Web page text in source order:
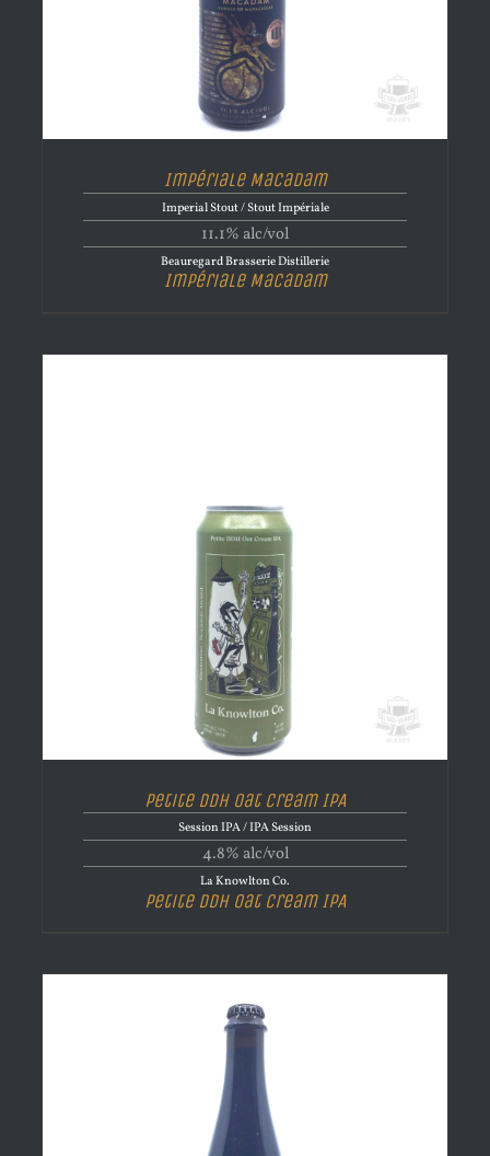
Impériale Macadam
Imperial Stout / Stout Impériale
11.1% alc/vol
Beauregard Brasserie Distillerie
Impériale Macadam
Petite DDH Oat Cream IPA
Session IPA / IPA Session
4.8% alc/vol
La Knowlton Co.
Petite DDH Oat Cream IPA